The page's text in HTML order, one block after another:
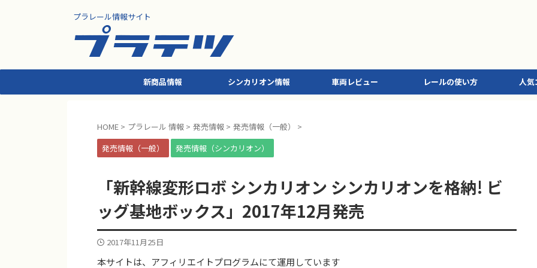
プラレール情報サイト
新商品情報 シンカリオン情報 車両レビュー レールの使い方 人気
HOME > プラレール 情報 > 発売情報 > 発売情報（一般）
>
発売情報（一般）
発売情報（シンカリオン）
「新幹線変形ロボ シンカリオン シンカリオンを格納! ビ
ッグ基地ボックス」2017年12月発売
2017年11月25日
本サイトは、アフィリエイトプログラムにて運用しています